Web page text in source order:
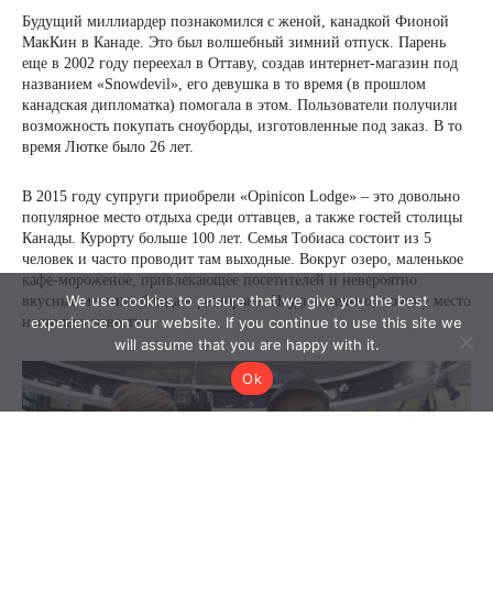
We use cookies to ensure that we give you the best
experience on our website. If you continue to use this site we
will assume that you are happy with it.
Ok